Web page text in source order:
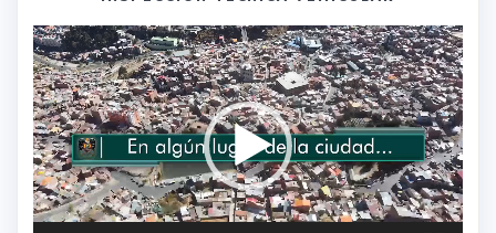
Reproductor
de
vídeo